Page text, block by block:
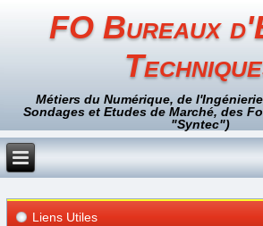
FO Bureaux
Métiers du Numérique, de
Sondages et Etudes de Marché, des
"Syntec")
Liens Utiles